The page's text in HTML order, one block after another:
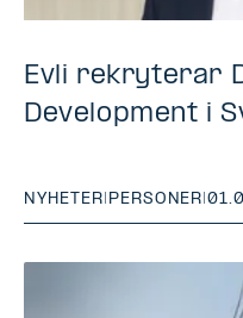
Evli rekryterar
Development i
NYHETER PERSONER |